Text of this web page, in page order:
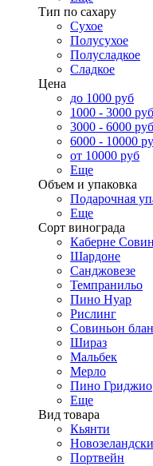
Тип по сахару
Сухое
Полусухое
Полусладкое
Сладкое
Цена
до 1000 руб
1000 - 3000 руб
3000 - 6000 руб
6000 - 10000
от 10000 руб
Еще
Объем и упаковка
Подарочная
Еще
Сорт винограда
Каберне
Шардоне
Санджовезе
Темпранильо
Пино Нуар
Рислинг
Совиньон блан
Шираз
Мальбек
Мерло
Пино Гриджио
Еще
Вид товара
Кьянти
Портвейн